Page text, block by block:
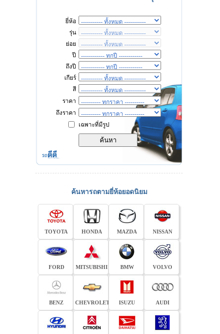
ยี่ห้อ
รุ่น
ย่อย
ปี
ถึงปี
เกียร์
สี
ราคา
ถึงราคา
เฉพาะที่มีรูป
ค้นหารถตามยี่ห้อยอดนิยม
TOYOTA HONDA MAZDA NISSAN
FORD MITSUBISHI BMW VOLVO
BENZ CHEVROLET ISUZU AUDI